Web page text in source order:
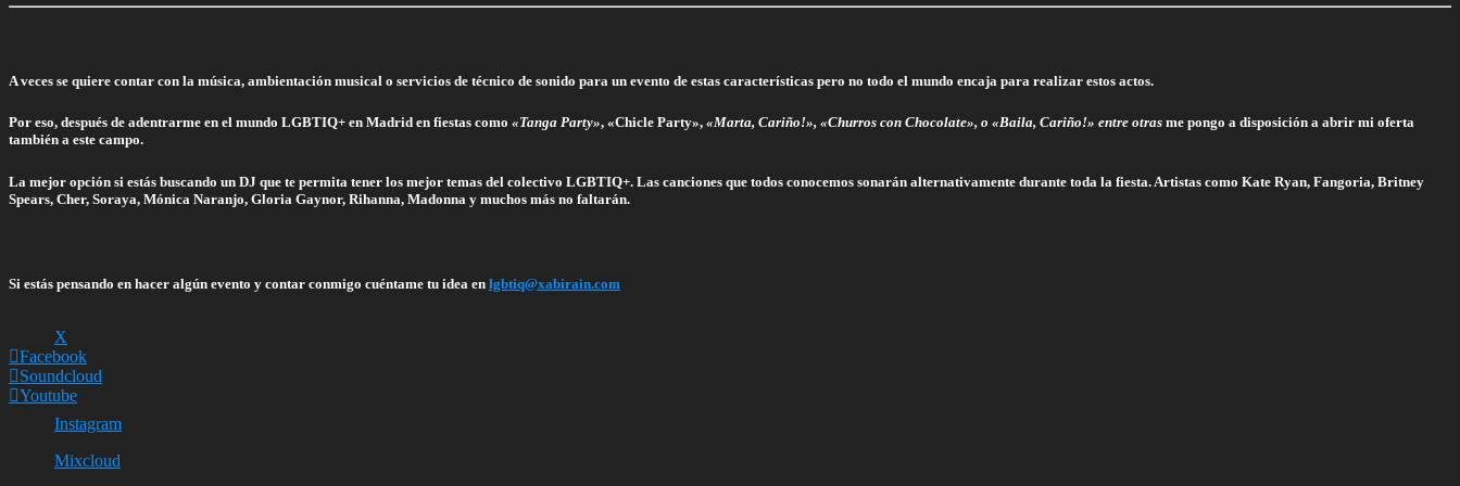
A veces se quiere contar con la música, ambientación musical o servicios de técnico de sonido para un evento de estas características pero no todo el mundo encaja para realizar estos actos.
Por eso, después de adentrarme en el mundo LGBTIQ+ en Madrid en fiestas como «Tanga Party», «Chicle Party», «Marta, Cariño!», «Churros con Chocolate», o «Baila, Cariño!» entre otras me pongo a disposición a abrir mi oferta
también a este campo.
La mejor opción si estás buscando un DJ que te permita tener los mejor temas del colectivo LGBTIQ+. Las canciones que todos conocemos sonarán alternativamente durante toda la fiesta. Artistas como Kate Ryan, Fangoria, Britney
Spears, Cher, Soraya, Mónica Naranjo, Gloria Gaynor, Rihanna, Madonna y muchos más no faltarán.
Si estás pensando en hacer algún evento y contar conmigo cuéntame tu idea en lgbtiq@xabirain.com
X
Facebook
Soundcloud
Youtube
Instagram
Mixcloud